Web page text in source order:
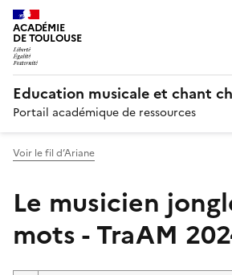
ACADÉMIE
DE TOULOUSE
Education musicale et chant
Portail académique de ressources
Voir le fil d’Ariane
Le musicien
mots - TraAM